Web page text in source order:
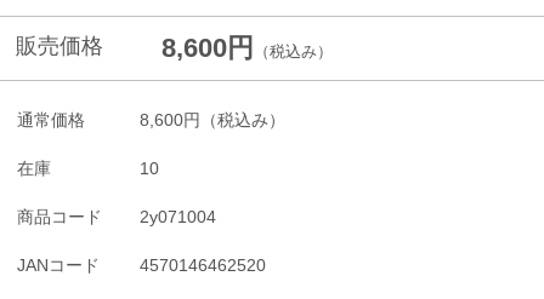
販売価格 8,600円 （税込み）
通常価格 8,600円 （税込み）
在庫 10
商品コード 2y071004
JANコード 4570146462520